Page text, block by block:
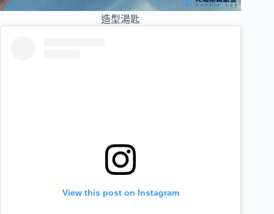
造型湯匙
View this post on Instagram